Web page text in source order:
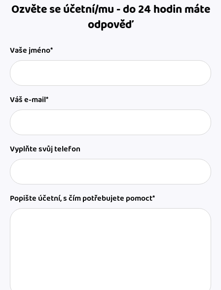
Ozvěte se účetní/mu - do 24 hodin máte
odpověď
Vaše jméno*
Váš e-mail*
Vyplňte svůj telefon
Popište účetní, s čím potřebujete pomoct*